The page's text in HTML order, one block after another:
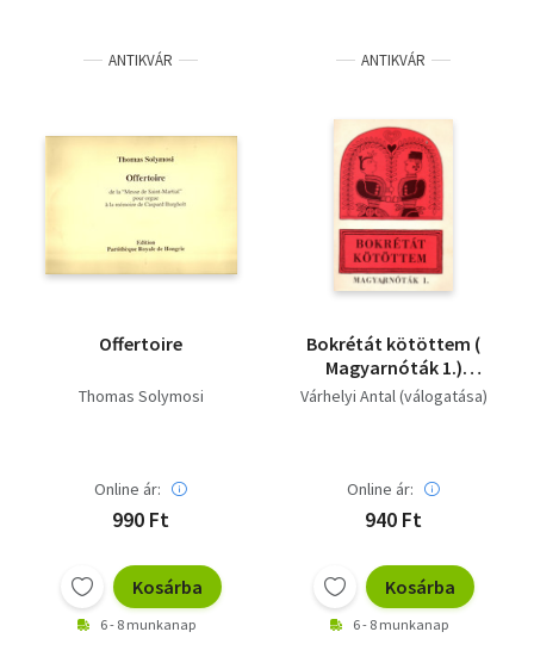
ANTIKVÁR
Offertoire
Thomas Solymosi
Online ár:
990 Ft
Kosárba
6 - 8 munkanap
ANTIKVÁR
Bokrétát kötöttem (
Magyarnóták 1.)
Énekhangra -
Várhelyi Antal (válogatása)
Online ár:
940 Ft
Kosárba
6 - 8 munkanap